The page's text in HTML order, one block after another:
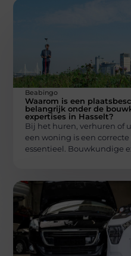
Beabingo
Waarom is een
belangrijk onder de
expertises in Hasselt?
Bij het huren, verhuren of
een woning is een
essentieel. Bouwkundige